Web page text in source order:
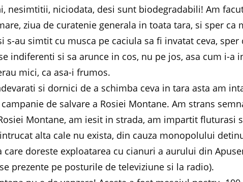
nesimtitii, niciodata, desi sunt biodegradabili! Am
ziua de curatenie generala in toata tara, si sper ca
s-au simtit cu musca pe caciula sa fi invatat ceva, sper
indiferenti si sa arunce in cos, nu pe jos, asa cum i-a
mici, ca asa-i frumos.
si dornici de a schimba ceva in tara asta am
de salvare a Rosiei Montane. Am strans
Montane, am iesit in strada, am impartit fluturasi
alta cale nu exista, din cauza monopolului
care doreste exploatarea cu cianuri a aurului din
prezente pe posturile de televiziune si la radio).